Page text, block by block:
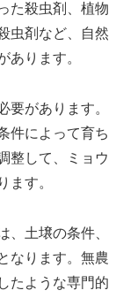
た殺虫剤、植物
虫剤など、自然
あります。
要があります。
件によって育ち
整して、ミョウ
ます。
、土壌の条件、
なります。無農
たような専門的